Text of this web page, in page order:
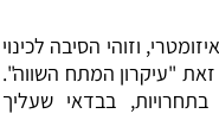
וזוהי הסיבה לכינוי
זאת "עיקרון המתח השווה".
בבדאי שעליך